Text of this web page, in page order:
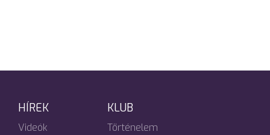
HÍREK
Videók
KLUB
Történelem